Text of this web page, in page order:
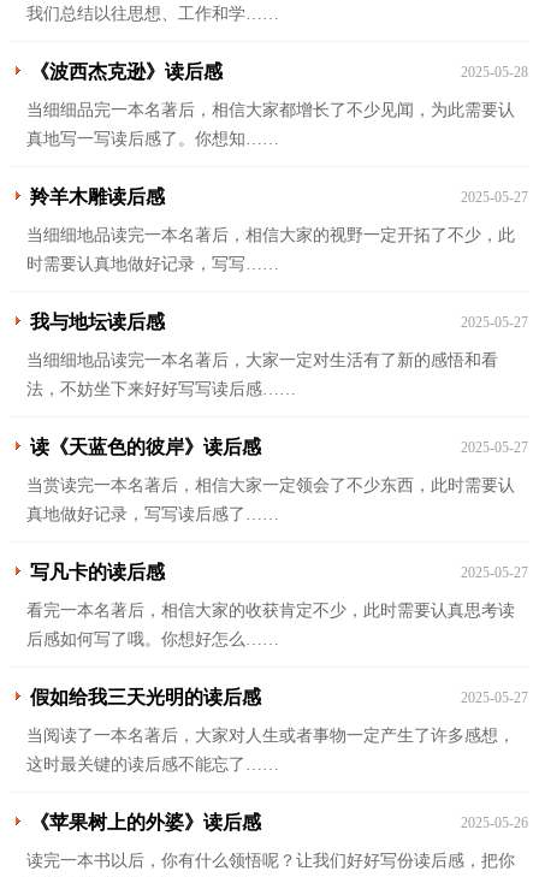
我们总结以往思想、工作和学……
《波西杰克逊》读后感 2025-05-28
当细细品完一本名著后，相信大家都增长了不少见闻，为此需要认
真地写一写读后感了。你想知……
羚羊木雕读后感 2025-05-27
当细细地品读完一本名著后，相信大家的视野一定开拓了不少，此
时需要认真地做好记录，写写……
我与地坛读后感 2025-05-27
当细细地品读完一本名著后，大家一定对生活有了新的感悟和看
法，不妨坐下来好好写写读后感……
读《天蓝色的彼岸》读后感 2025-05-27
当赏读完一本名著后，相信大家一定领会了不少东西，此时需要认
真地做好记录，写写读后感了……
写凡卡的读后感 2025-05-27
看完一本名著后，相信大家的收获肯定不少，此时需要认真思考读
后感如何写了哦。你想好怎么……
假如给我三天光明的读后感 2025-05-27
当阅读了一本名著后，大家对人生或者事物一定产生了许多感想，
这时最关键的读后感不能忘了……
《苹果树上的外婆》读后感 2025-05-26
读完一本书以后，你有什么领悟呢？让我们好好写份读后感，把你